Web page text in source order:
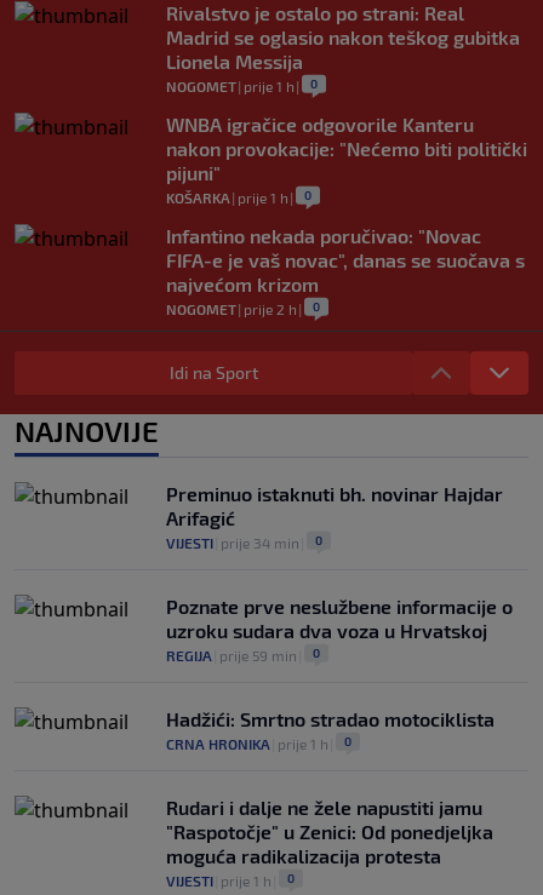
Rivalstvo je ostalo po strani: Real
Madrid se oglasio nakon teškog gubitka
Lionela Messija
NOGOMET| prije 1 h | 0
WNBA igračice odgovorile Kanteru
nakon provokacije: "Nećemo biti politički
pijuni"
KOŠARKA | prije 1 h | 0
Infantino nekada poručivao: "Novac
FIFA-e je vaš novac", danas se suočava s
najvećom krizom
NOGOMET| prije 2 h | 0
Enes Kanter Freedom želi na WNBA
draft: Neobičnim potezom pokušava
0
na pripremama, bolji bio Eintracht
NOGOMET 0
Idi na Sport
NAJNOVIJE
Preminuo istaknuti bh. novinar Hajdar
Arifagić
VIJESTI prije 34 min 0
Poznate prve neslužbene informacije o
uzroku sudara dva voza u Hrvatskoj
REGIJA prije 59 min 0
Hadžići: Smrtno stradao motociklista
CRNA HRONIKA prije 1 h 0
Rudari i dalje ne žele napustiti jamu
"Raspotočje" u Zenici: Od ponedjeljka
moguća radikalizacija protesta
VIJESTI prije 1 h 0